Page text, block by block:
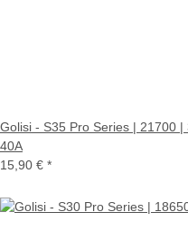
Golisi - S35 Pro Series | 21700
40A
15,90 € *